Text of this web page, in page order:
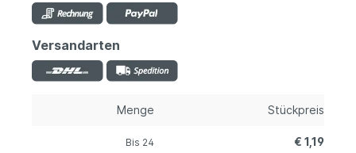
Versandarten
Menge Stückpreis
Bis 24 € 1,19